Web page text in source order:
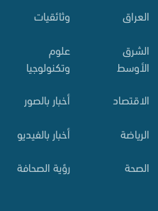
العراق
الشرق
الأوسط
الاقتصاد
الرياضة
الصحة
وثائقيات
علوم
وتكنولوجيا
أخبار بالصور
أخبار بالفيديو
رؤية الصحافة